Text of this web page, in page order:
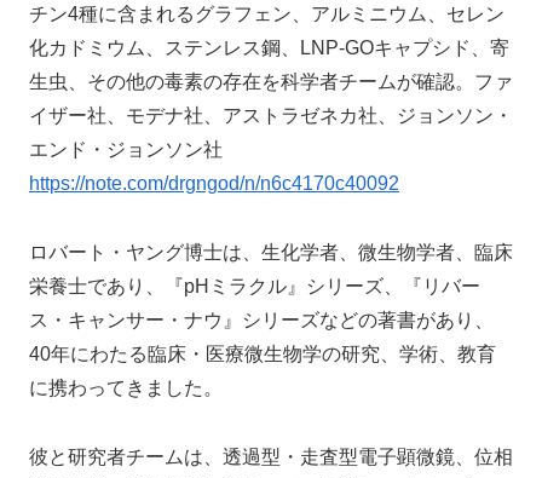
チン4種に含まれるグラフェン、アルミニウム、セレン
化カドミウム、ステンレス鋼、LNP-GOキャプシド、寄
生虫、その他の毒素の存在を科学者チームが確認。ファ
イザー社、モデナ社、アストラゼネカ社、ジョンソン・
エンド・ジョンソン社
https://note.com/drgngod/n/n6c4170c40092
ロバート・ヤング博士は、生化学者、微生物学者、臨床
栄養士であり、『pHミラクル』シリーズ、『リバー
ス・キャンサー・ナウ』シリーズなどの著書があり、
40年にわたる臨床・医療微生物学の研究、学術、教育
に携わってきました。
彼と研究者チームは、透過型・走査型電子顕微鏡、位相